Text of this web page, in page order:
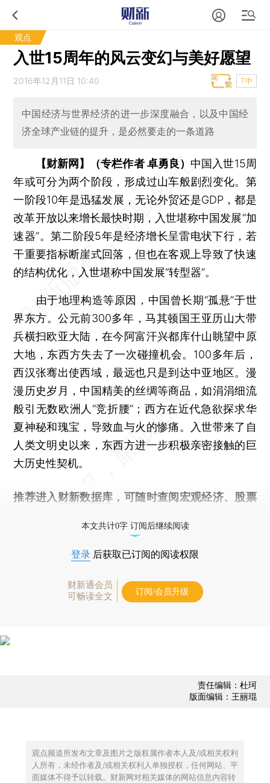
观点
入世15周年的风云变幻与美好愿望
2016年12月11日 10:40 T中
中国经济与世界经济的进一步深度融合，以及中国经
济全球产业链的提升，是必然要走的一条道路
【财新网】（专栏作者 卓勇良） 中国入世15周
年或可分为两个阶段，形成过山车般剧烈变化。第
一阶段10年是迅猛发展，无论外贸还是GDP，都是
改革开放以来增长最快时期，入世堪称中国发展“加
速器”。第二阶段5年是经济增长呈雷电状下行，若
干重要指标断崖式回落，但也在客观上导致了快速
的结构优化，入世堪称中国发展“转型器”。
由于地理构造等原因，中国曾长期“孤悬”于世
界东方。公元前300多年，马其顿国王亚历山大带
兵横扫欧亚大陆，在今阿富汗兴都库什山眺望中原
大地，东西方失去了一次碰撞机会。100多年后，
西汉张骞出使西域，最远也只是到达中亚地区。漫
漫历史岁月，中国精美的丝绸等商品，如涓涓细流
般引无数欧洲人“竞折腰”；西方在近代急欲探求华
夏神秘和瑰宝，导致血与火的惨痛。入世带来了自
人类文明史以来，东西方进一步积极亲密接触的巨
大历史性契机。
推荐进入 财新数据库 ，可随时查阅宏观经济、股票
本文共计0字 订阅后继续阅读
登录 后获取已订阅的阅读权限
财新通会员
可畅读全文
订阅/会员升级
责任编辑：杜珂
版面编辑：王丽琨
观点频道所发布文章及图片之版权属作者本人及/或相关权利
人所有，未经作者及/或相关权利人单独授权，任何网站、平
面媒体不得予以转载。财新网对相关媒体的网站信息内容转